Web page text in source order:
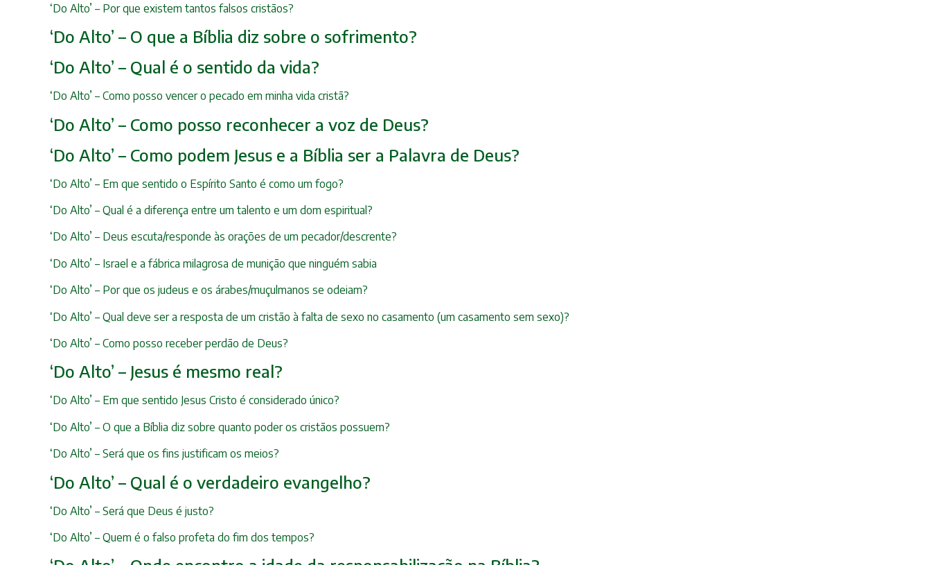
‘Do Alto’ – Por que existem tantos falsos cristãos?
‘Do Alto’ – O que a Bíblia diz sobre o sofrimento?
‘Do Alto’ – Qual é o sentido da vida?
‘Do Alto’ – Como posso vencer o pecado em minha vida cristã?
‘Do Alto’ – Como posso reconhecer a voz de Deus?
‘Do Alto’ – Como podem Jesus e a Bíblia ser a Palavra de Deus?
‘Do Alto’ – Em que sentido o Espírito Santo é como um fogo?
‘Do Alto’ – Qual é a diferença entre um talento e um dom espiritual?
‘Do Alto’ – Deus escuta/responde às orações de um pecador/descrente?
‘Do Alto’ – Israel e a fábrica milagrosa de munição que ninguém sabia
‘Do Alto’ – Por que os judeus e os árabes/muçulmanos se odeiam?
‘Do Alto’ – Qual deve ser a resposta de um cristão à falta de sexo no casamento (um casamento sem sexo)?
‘Do Alto’ – Como posso receber perdão de Deus?
‘Do Alto’ – Jesus é mesmo real?
‘Do Alto’ – Em que sentido Jesus Cristo é considerado único?
‘Do Alto’ – O que a Bíblia diz sobre quanto poder os cristãos possuem?
‘Do Alto’ – Será que os fins justificam os meios?
‘Do Alto’ – Qual é o verdadeiro evangelho?
‘Do Alto’ – Será que Deus é justo?
‘Do Alto’ – Quem é o falso profeta do fim dos tempos?